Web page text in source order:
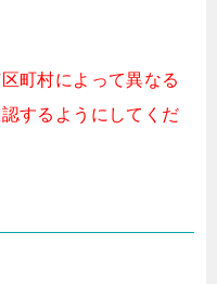
町村によって異なる
するようにしてくだ